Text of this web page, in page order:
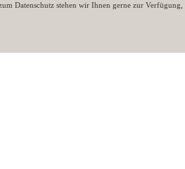
Datenschutz stehen wir Ihnen gerne zur